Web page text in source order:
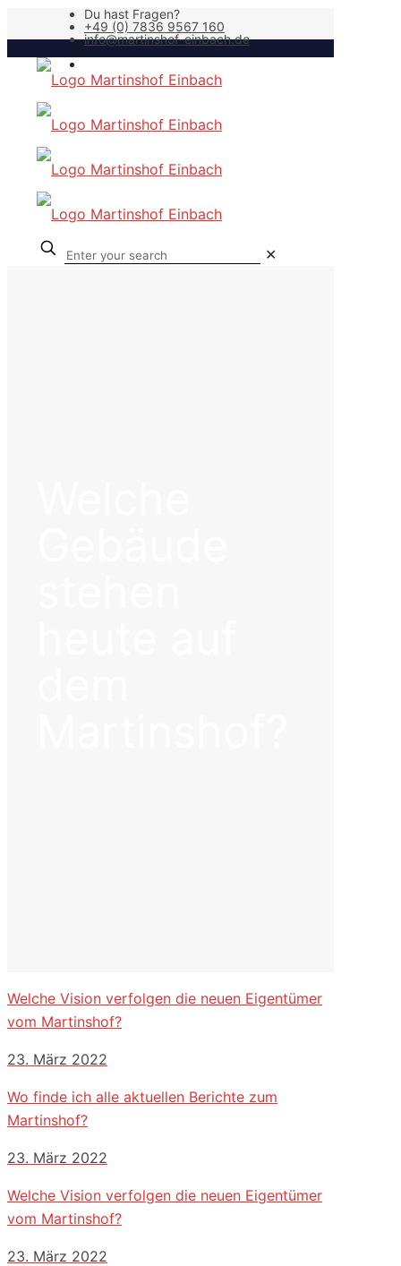
Du hast Fragen?
+49 (0) 7836 9567 160
info@martinshof-einbach.de
✕
Welche Vision verfolgen die neuen Eigentümer
vom Martinshof?
23. März 2022
Wo finde ich alle aktuellen Berichte zum
Martinshof?
23. März 2022
Welche Vision verfolgen die neuen Eigentümer
vom Martinshof?
23. März 2022